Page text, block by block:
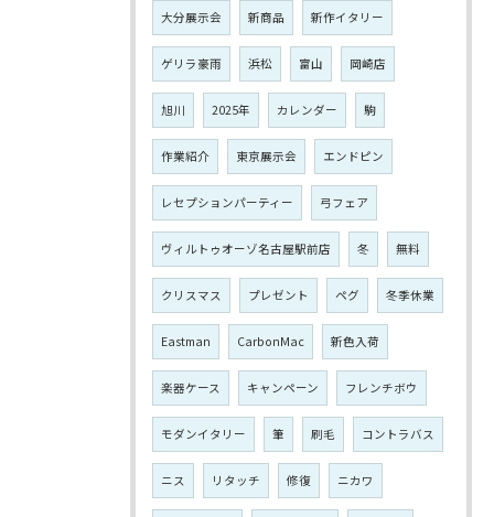
大分展示会 新商品 新作イタリー
ゲリラ豪雨 浜松 富山 岡崎店
旭川 2025年 カレンダー 駒
作業紹介 東京展示会 エンドピン
レセプションパーティー 弓フェア
ヴィルトゥオーゾ名古屋駅前店 冬 無料
クリスマス プレゼント ペグ 冬季休業
Eastman CarbonMac 新色入荷
楽器ケース キャンペーン フレンチボウ
モダンイタリー 筆 刷毛 コントラバス
ニス リタッチ 修復 ニカワ